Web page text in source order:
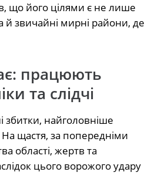
що його цілями є не лише
а й звичайні мирні райони, де
працюють
та слідчі
збитки, найголовніше
На щастя, за попередніми
області, жертв та
цього ворожого удару